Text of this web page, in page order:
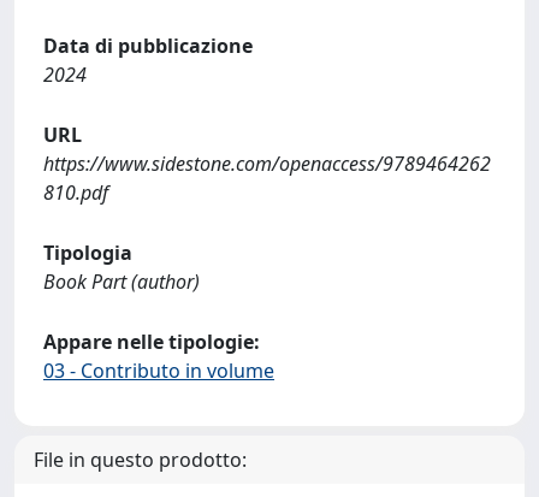
Data di pubblicazione
2024
URL
https://www.sidestone.com/openaccess/9789464262
810.pdf
Tipologia
Book Part (author)
Appare nelle tipologie:
03 - Contributo in volume
File in questo prodotto: